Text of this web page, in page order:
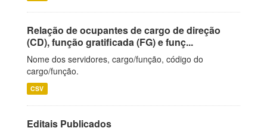
Relação de ocupantes de cargo de direção
(CD), função gratificada (FG) e funç...
Nome dos servidores, cargo/função, código do
cargo/função.
CSV
Editais Publicados